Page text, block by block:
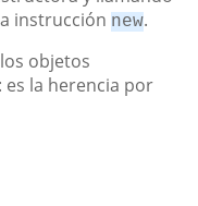
instrucción new.
objetos
la herencia por